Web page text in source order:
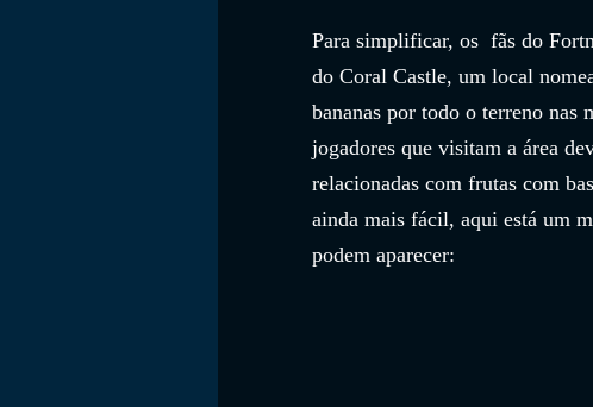
Para simplificar, os  fãs do
do Coral Castle, um local
bananas por todo o terreno nas
jogadores que visitam a área
relacionadas com frutas com
ainda mais fácil, aqui está um
podem aparecer: